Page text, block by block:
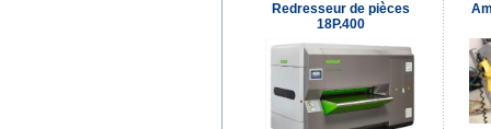
Redresseur de pièces
18P.400